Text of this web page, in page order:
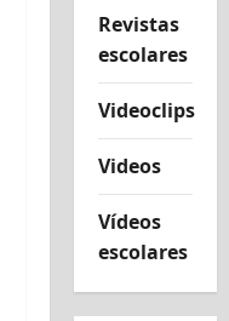
Revistas
escolares
Videoclips
Videos
Vídeos
escolares